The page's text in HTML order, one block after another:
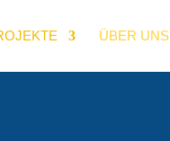
ÜBER UNS